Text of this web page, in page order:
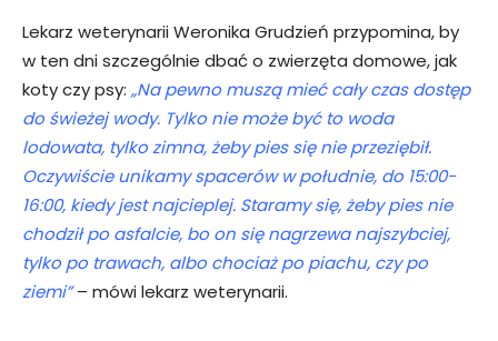
Lekarz weterynarii Weronika Grudzień przypomina, by
w ten dni szczególnie dbać o zwierzęta domowe, jak
koty czy psy: „Na pewno muszą mieć cały czas dostęp
do świeżej wody. Tylko nie może być to woda
lodowata, tylko zimna, żeby pies się nie przeziębił.
Oczywiście unikamy spacerów w południe, do 15:00-
16:00, kiedy jest najcieplej. Staramy się, żeby pies nie
chodził po asfalcie, bo on się nagrzewa najszybciej,
tylko po trawach, albo chociaż po piachu, czy po
ziemi”– mówi lekarz weterynarii.